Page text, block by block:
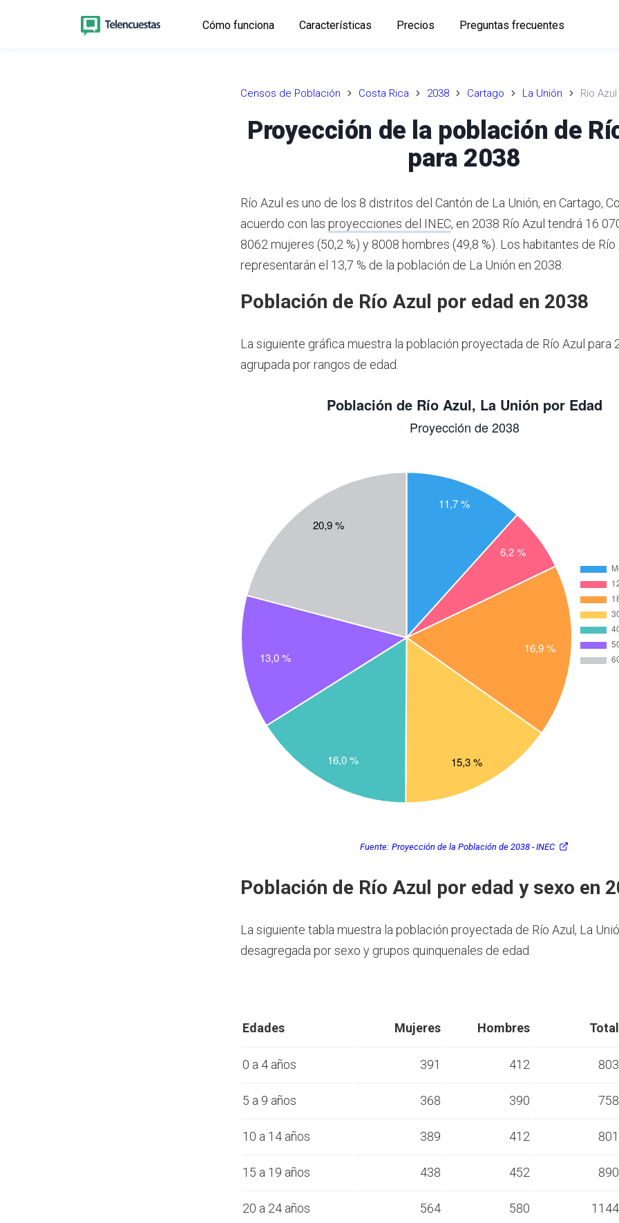
Cómo funciona Características Precios Preguntas frecuentes
Censos de Población Costa Rica 2038 Cartago La Unión Río Azul
Proyección de la población de
para 2038
Río Azul es uno de los 8 distritos del Cantón de La Unión, en Cartago,
acuerdo con las proyecciones del INEC, en 2038 Río Azul tendrá 16
8062 mujeres (50,2 %) y 8008 hombres (49,8 %). Los habitantes de Río
representarán el 13,7 % de la población de La Unión en 2038.
Población de Río Azul por edad en 2038
La siguiente gráfica muestra la población proyectada de Río Azul para
agrupada por rangos de edad.
Fuente: Proyección de la Población de 2038 - INEC
Población de Río Azul por edad y sexo en
La siguiente tabla muestra la población proyectada de Río Azul, La
desagregada por sexo y grupos quinquenales de edad.
Edades Mujeres Hombres Total
0 a 4 años 391 412 803
5 a 9 años 368 390 758
10 a 14 años 389 412 801
15 a 19 años 438 452 890
20 a 24 años 564 580 1144